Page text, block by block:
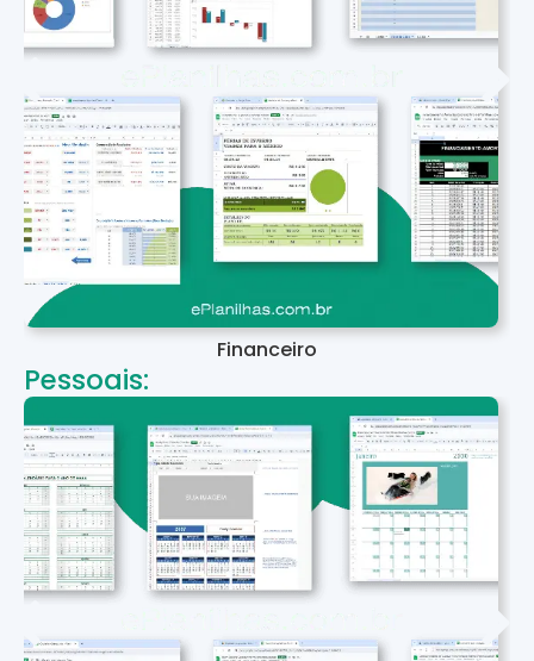
Financeiro
Pessoais: